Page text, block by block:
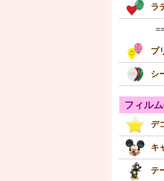
ラ
プ
シ
フィル
デ
キ
テ